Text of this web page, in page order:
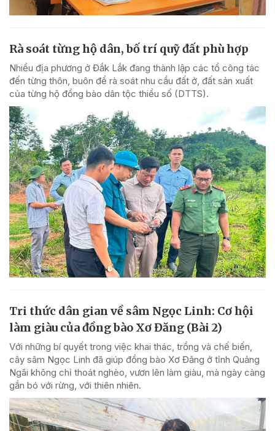
Rà soát từng hộ dân, bố trí quỹ đất phù hợp
Nhiều địa phương ở Đắk Lắk đang thành lập các tổ công tác
đến từng thôn, buôn để rà soát nhu cầu đất ở, đất sản xuất
của từng hộ đồng bào dân tộc thiểu số (DTTS).
Tri thức dân gian về sâm Ngọc Linh: Cơ hội
làm giàu của đồng bào Xơ Đăng (Bài 2)
Với những bí quyết trong việc khai thác, trồng và chế biến,
cây sâm Ngọc Linh đã giúp đồng bào Xơ Đăng ở tỉnh Quảng
Ngãi không chỉ thoát nghèo, vươn lên làm giàu, mà ngày càng
gắn bó với rừng, với thiên nhiên.